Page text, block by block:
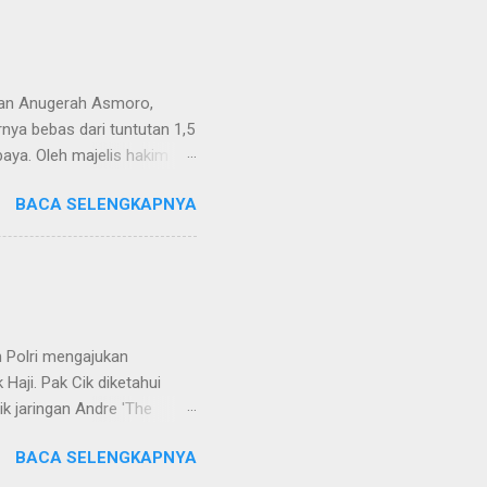
Anugerah Asmoro,
bebas dari tuntutan 1,5
Oleh majelis hakim
bahwa perbuatan
tindak pidana.
Atas dasar
Menanggapi hal
BACA SELENGKAPNYA
Polri mengajukan
Pak Cik diketahui
jaringan Andre 'The
(Dirtipidnarkoba)
BACA SELENGKAPNYA